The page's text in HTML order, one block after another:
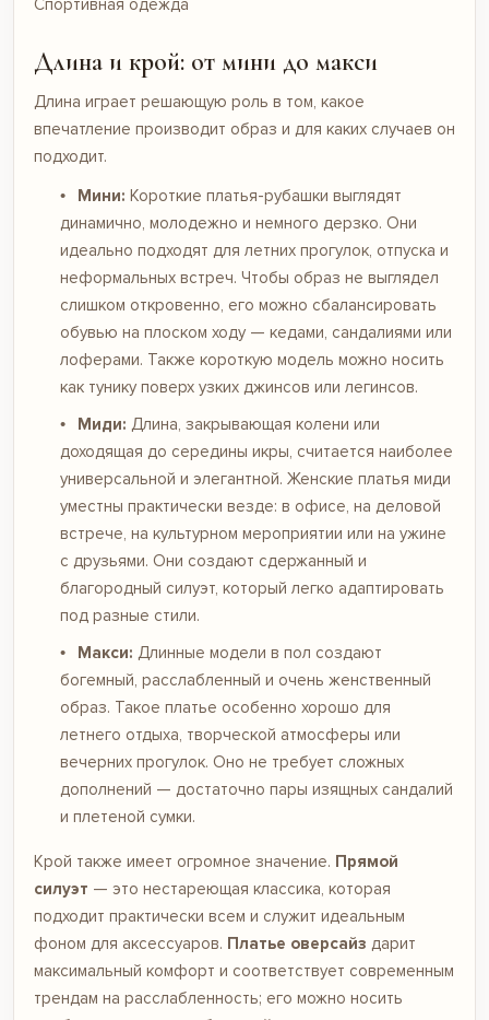
Длина и крой: от мини до макси
Длина играет решающую роль в том, какое
впечатление производит образ и для каких случаев он
подходит.
Мини: Короткие платья-рубашки выглядят
динамично, молодежно и немного дерзко. Они
идеально подходят для летних прогулок, отпуска и
неформальных встреч. Чтобы образ не выглядел
слишком откровенно, его можно сбалансировать
обувью на плоском ходу — кедами, сандалиями или
лоферами. Также короткую модель можно носить
как тунику поверх узких джинсов или легинсов.
Миди: Длина, закрывающая колени или
доходящая до середины икры, считается наиболее
универсальной и элегантной. Женские платья миди
уместны практически везде: в офисе, на деловой
встрече, на культурном мероприятии или на ужине
с друзьями. Они создают сдержанный и
благородный силуэт, который легко адаптировать
под разные стили.
Макси: Длинные модели в пол создают
богемный, расслабленный и очень женственный
образ. Такое платье особенно хорошо для
летнего отдыха, творческой атмосферы или
вечерних прогулок. Оно не требует сложных
дополнений — достаточно пары изящных сандалий
и плетеной сумки.
Крой также имеет огромное значение. Прямой
силуэт — это нестареющая классика, которая
подходит практически всем и служит идеальным
фоном для аксессуаров. Платье оверсайз дарит
максимальный комфорт и соответствует современным
трендам на расслабленность; его можно носить